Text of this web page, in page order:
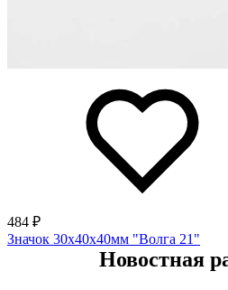
484 ₽
Значок 30х40х40мм "Волга 21"
Новостная